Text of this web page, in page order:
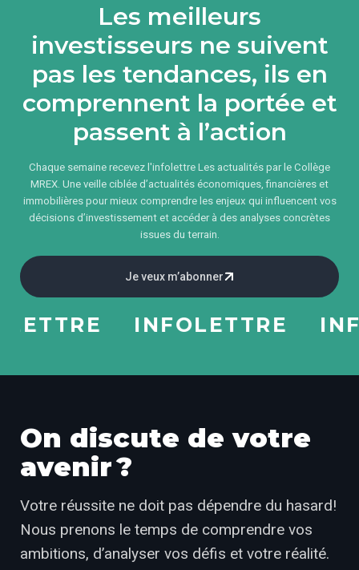
Les meilleurs
investisseurs ne suivent
pas les tendances, ils en
comprennent la portée et
passent à l’action
Chaque semaine recevez l'infolettre Les actualités par le Collège
MREX. Une veille ciblée d’actualités économiques, financières et
immobilières pour mieux comprendre les enjeux qui influencent vos
décisions d’investissement et accéder à des analyses concrètes
issues du terrain.
Je veux m’abonner
INFOLETTRE
On discute de votre
avenir ?
Votre réussite ne doit pas dépendre du hasard!
Nous prenons le temps de comprendre vos
ambitions, d’analyser vos défis et votre réalité.